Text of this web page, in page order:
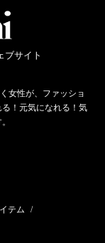
ブサイト
女性が、ファッショ
！元気になれる！気
テム /